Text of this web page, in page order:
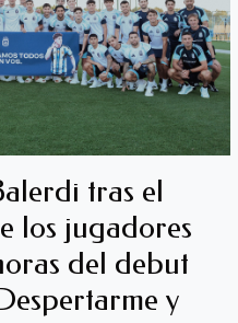
tras el
los jugadores
del debut
y